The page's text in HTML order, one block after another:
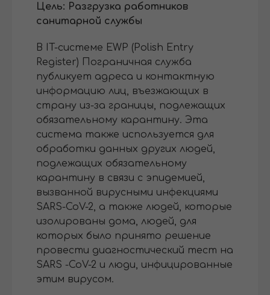
Цель: Разгрузка работников
санитарной службы
В IT-системе EWP (Polish Entry
Register) Пограничная служба
публикует адреса и контактную
информацию лиц, въезжающих в
страну из-за границы, подлежащих
обязательному карантину. Эта
система также используется для
обработки данных других людей,
подлежащих обязательному
карантину в связи с эпидемией,
вызванной вирусными инфекциями
SARS-CoV-2, а также людей, которые
изолированы дома, людей, для
которых было принято решение
провести диагностический тест на
SARS -CoV-2 и люди, инфицированные
этим вирусом.